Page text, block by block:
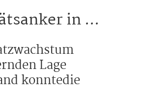
in ...
Lage
konntedie